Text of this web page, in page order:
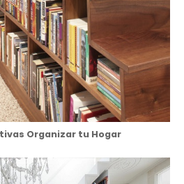
Organizar tu Hogar